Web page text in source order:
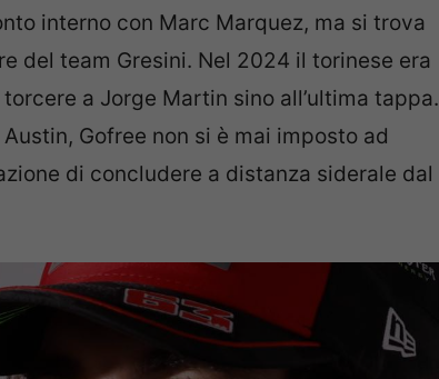
interno con Marc Marquez, ma si trova
del team Gresini. Nel 2024 il torinese era
a Jorge Martin sino all’ultima tappa.
Gofree non si è mai imposto ad
di concludere a distanza siderale dal